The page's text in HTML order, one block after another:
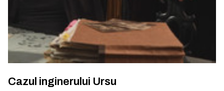
Cazul inginerului Ursu